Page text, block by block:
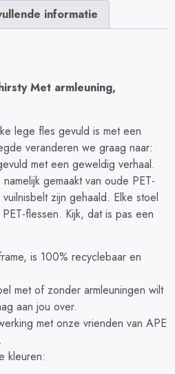
informatie
Met armleuning,
lege fles gevuld is met een
veranderen we graag naar:
met een geweldig verhaal.
gemaakt van oude PET-
zijn gehaald. Elke stoel
flessen. Kijk, dat is pas een
is 100% recyclebaar en
met of zonder armleuningen wilt
aan jou over.
met onze vrienden van APE
kleuren: